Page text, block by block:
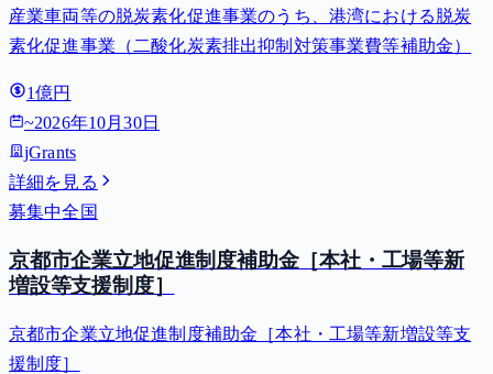
産業車両等の脱炭素化促進事業のうち、港湾における脱炭
素化促進事業（二酸化炭素排出抑制対策事業費等補助金）
1億円
~2026年10月30日
jGrants
詳細を見る
募集中全国
京都市企業立地促進制度補助金［本社・工場等新
増設等支援制度］
京都市企業立地促進制度補助金［本社・工場等新増設等支
援制度］